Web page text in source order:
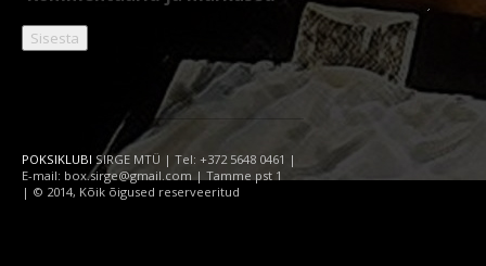
POKSIKLUBI SIRGE MTÜ | Tel: +372 5648 0461 |
E-mail: box.sirge@gmail.com | Tamme pst 1
| © 2014, Kõik õigused reserveeritud